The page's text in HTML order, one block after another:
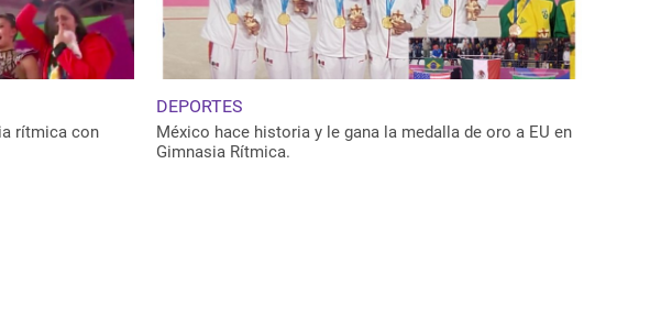
rítmica con
DEPORTES
México hace historia y le gana la medalla de oro a EU en
Gimnasia Rítmica.